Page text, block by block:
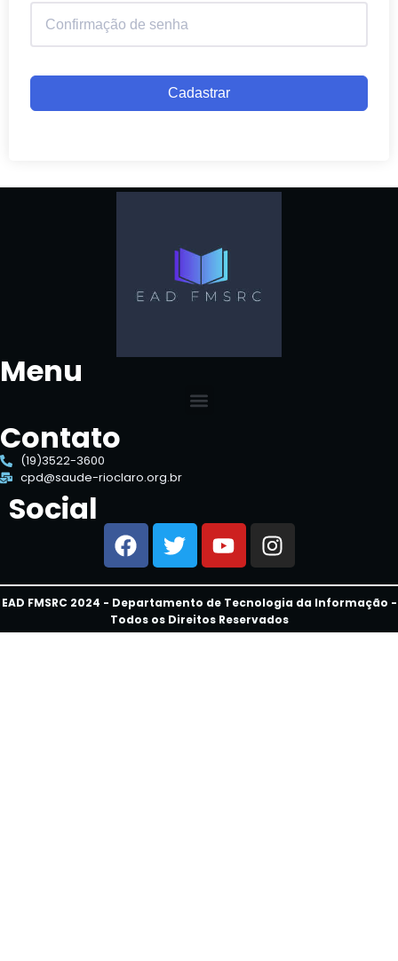
Cadastrar
Menu
Contato
(19)3522-3600
cpd@saude-rioclaro.org.br
Social
EAD FMSRC 2024 - Departamento de Tecnologia da Informação -
Todos os Direitos Reservados